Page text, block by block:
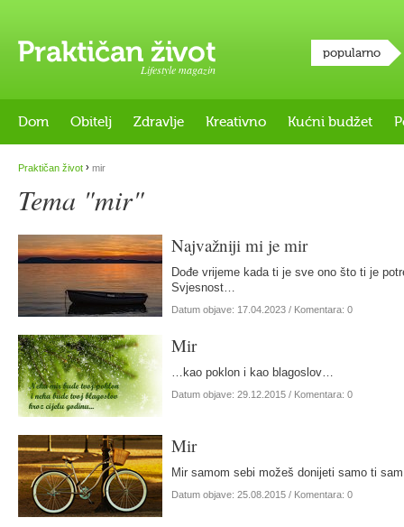
Lifestyle magazin
popularno
Dom Obitelj Zdravlje Kreativno Kućni budžet
Praktičan život › mir
Tema "mir"
Najvažniji mi je mir
Dođe vrijeme kada ti je sve ono što ti je
Svjesnost…
Datum objave: 17.04.2023 / Komentara: 0
Mir
…kao poklon i kao blagoslov…
Datum objave: 29.12.2015 / Komentara: 0
Mir
Mir samom sebi možeš donijeti samo ti
Datum objave: 25.08.2015 / Komentara: 0